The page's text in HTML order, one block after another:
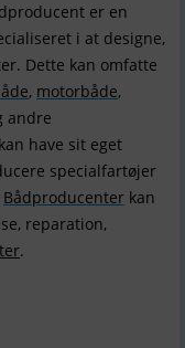
er en
i at designe,
Dette kan omfatte
, motorbåde,
andre
kan have sit eget
specialfartøjer
Bådproducenter kan
reparation,
.